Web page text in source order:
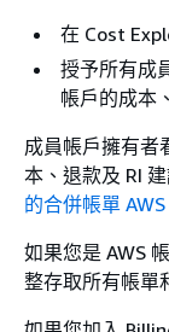
在 Cost
授予所有成
帳戶的成本
成員帳戶擁有
本、退款及 RI
的合併帳單
如果您是 AWS
整存取所有帳單